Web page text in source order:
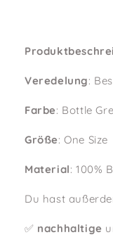
Veredelung:
Farbe: Bottle
Größe: One Size
Material: 100%
Du hast
✅ nachhaltige